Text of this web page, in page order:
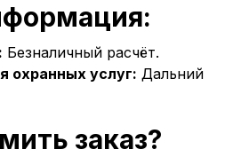
Безналичный расчёт.
охранных услуг: Дальний
заказ?